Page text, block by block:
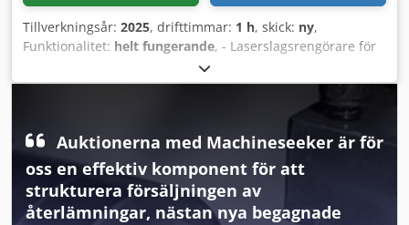
Tillverkningsår: 2025, drifttimmar: 1 h, skick: ny,
Funktionalitet: helt fungerande, - Laserslagsrengörare för
laserskärmaskiner - 1,1 kW motor Crjdpfox E Srcsx Apyef -
Video om arbetsmetod finns tillgänglig
Auktionerna med Machineseeker är för
oss en effektiv komponent för att
strukturera försäljningen av
återlämningar, nästan nya begagnade